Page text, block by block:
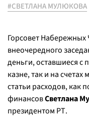
#СВЕТЛАНА МУЛЮКОВА
Горсовет Набережных
внеочередного
деньги, оставшиеся с
казне, так и на
статьи расходов, как
финансовСветлана
президентом РТ.